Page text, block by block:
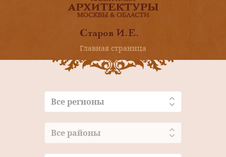
Старов И.Е.
Главная страница
Все регионы
Все районы